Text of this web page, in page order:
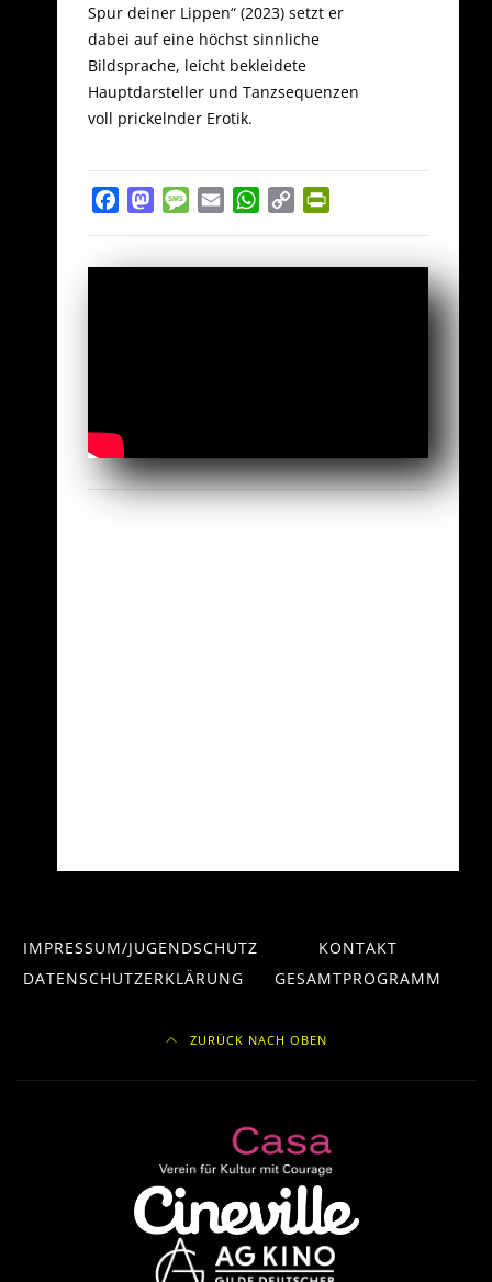
Spur deiner Lippen“ (2023) setzt er
dabei auf eine höchst sinnliche
Bildsprache, leicht bekleidete
Hauptdarsteller und Tanzsequenzen
voll prickelnder Erotik.
FacebookMastodon
Message
Email WhatsApp
Copy
IMPRESSUM/JUGENDSCHUTZ
KONTAKT
DATENSCHUTZERKLÄRUNG
GESAMTPROGRAMM
ZURÜCK NACH OBEN